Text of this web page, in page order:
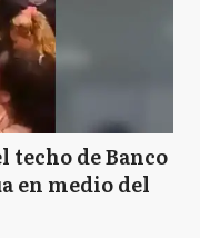
techo de Banco
en medio del